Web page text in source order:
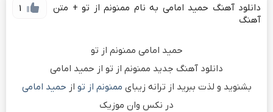
1
دانلود آهنگ حمید امامی به نام ممنونم از تو + متن
آهنگ
حمید امامی ممنونم از تو
دانلود آهنگ جدید ممنونم از تو از حمید امامی
بشنوید و لذت ببرید از ترانه زیبای ممنونم از تو از حمید امامی
در نکس وان موزیک